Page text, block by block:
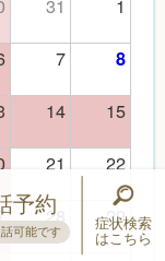
31
1
7 8
14
15
21
22
28
29
予約
可能です
症状検索
はこちら